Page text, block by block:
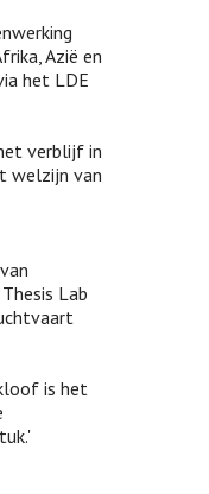
Azië en
het LDE
verblijf in
welzijn van
Lab
is het